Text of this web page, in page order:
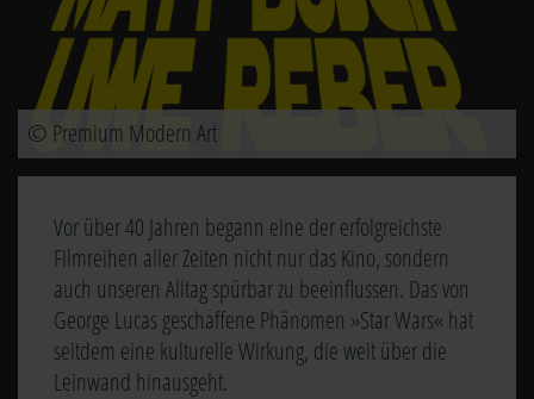
© Premium Modern Art
Vor über 40 Jahren begann eine der erfolgreichste
Filmreihen aller Zeiten nicht nur das Kino, sondern
auch unseren Alltag spürbar zu beeinflussen. Das von
George Lucas geschaffene Phänomen »Star Wars« hat
seitdem eine kulturelle Wirkung, die weit über die
Leinwand hinausgeht.